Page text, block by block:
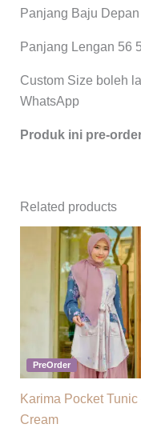
Panjang Baju
Panjang Lengan 56
Custom Size boleh
WhatsApp
Produk ini pre-
Related products
PreOrder
Karima Pocket Tunic
Cream